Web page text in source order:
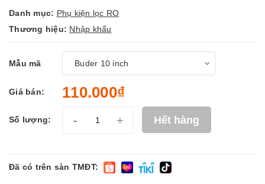
Danh mục: Phụ kiện lọc RO
Thương hiệu: Nhập khẩu
Mẫu mã
Giá bán: 110.000₫
Số lượng: - + Hết hàng
Đã có trên sàn TMĐT: